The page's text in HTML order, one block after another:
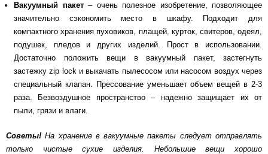
Вакуумный пакет – очень полезное изобретение, позволяющее
значительно сэкономить место в шкафу. Подходит для
компактного хранения пуховиков, плащей, курток, свитеров, одеял,
подушек, пледов и других изделий. Прост в использовании.
Достаточно положить вещи в вакуумный пакет, застегнуть
застежку zip lock и выкачать пылесосом или насосом воздух через
специальный клапан. Прессование уменьшает объем вещей в 2-3
раза. Безвоздушное пространство – надежно защищает их от
пыли, грязи и влаги.
Советы!На хранение в вакуумные пакеты следует отправлять
только чистые сухие изделия. Небольшие вещи хорошо